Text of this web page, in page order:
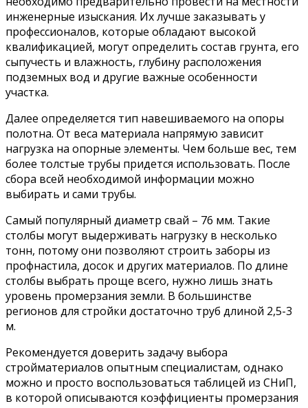
инженерные изыскания. Их лучше заказывать у
профессионалов, которые обладают высокой
квалификацией, могут определить состав грунта, его
сыпучесть и влажность, глубину расположения
подземных вод и другие важные особенности
участка.
Далее определяется тип навешиваемого на опоры
полотна. От веса материала напрямую зависит
нагрузка на опорные элементы. Чем больше вес, тем
более толстые трубы придется использовать. После
сбора всей необходимой информации можно
выбирать и сами трубы.
Самый популярный диаметр свай – 76 мм. Такие
столбы могут выдерживать нагрузку в несколько
тонн, потому они позволяют строить заборы из
профнастила, досок и других материалов. По длине
столбы выбрать проще всего, нужно лишь знать
уровень промерзания земли. В большинстве
регионов для стройки достаточно труб длиной 2,5-3
м.
Рекомендуется доверить задачу выбора
стройматериалов опытным специалистам, однако
можно и просто воспользоваться таблицей из СНиП,
в которой описываются коэффициенты промерзания